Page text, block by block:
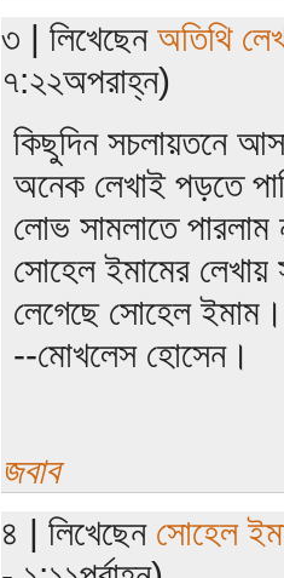
৩ | লিখেছেন অতিথি
৭:২২অপরাহ্ন)
কিছুদিন সচলায়তনে
অনেক লেখাই পড়তে
লোভ সামলাতে
সোহেল ইমামের
লেগেছে সোহেল ইমাম।
--মোখলেস হোসেন।
জবাব
৪ | লিখেছেন সোহেল